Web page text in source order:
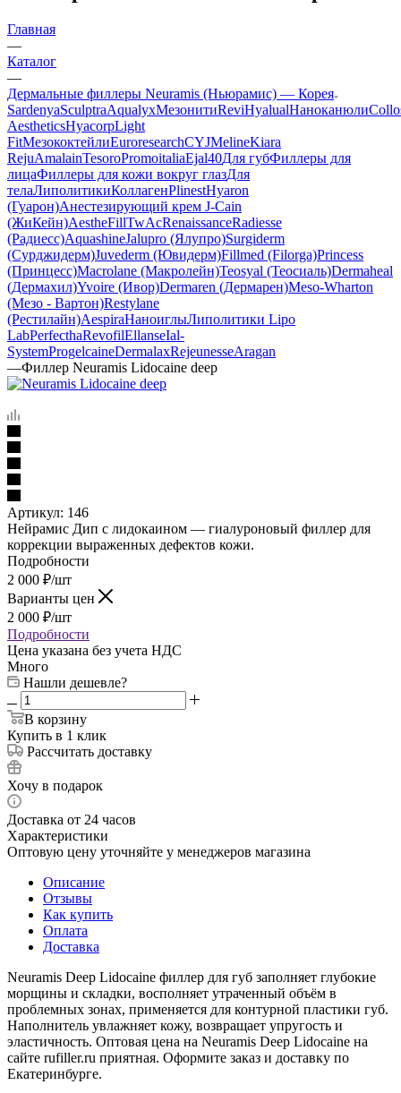
Главная
—
Каталог
—
Дермальные филлеры Neuramis (Ньюрамис) — Корея
SardenyaSculptraAqualyxМезонитиReviHyalualНаноканюли
AestheticsHyacorpLight
FitМезококтейлиEuroresearchCYJMelineKiara
RejuAmalainTesoroPromoitaliaEjal40Для губФиллеры для
лицаФиллеры для кожи вокруг глазДля
телаЛиполитикиКоллагенPlinestHyaron
(Гуарон)Анестезирующий крем J-Cain
(ЖиКейн)AestheFillTwAcRenaissanceRadiesse
(Радиесс)AquashineJalupro (Ялупро)Surgiderm
(Сурджидерм)Juvederm (Ювидерм)Fillmed (Filorga)Princess
(Принцесс)Macrolane (Макролейн)Teosyal (Теосиаль)Dermaheal
(Дермахил)Yvoire (Ивор)Dermaren (Дермарен)Meso-Wharton
(Мезо - Вартон)Restylane
(Рестилайн)AespiraНаноиглыЛиполитики Lipo
LabPerfecthaRevofilEllanseIal-
SystemProgelcaineDermalaxRejeunesseAragan
—Филлер Neuramis Lidocaine deep
Артикул: 146
Нейрамис Дип с лидокаином — гиалуроновый филлер для
коррекции выраженных дефектов кожи.
Подробности
2 000 ₽/шт
Варианты цен
2 000 ₽/шт
Подробности
Цена указана без учета НДС
Много
Нашли дешевле?
В корзину
Купить в 1 клик
Рассчитать доставку
Хочу в подарок
Доставка от 24 часов
Характеристики
Оптовую цену уточняйте у менеджеров магазина
Описание
Отзывы
Как купить
Оплата
Доставка
Neuramis Deep Lidocaine филлер для губ заполняет глубокие
морщины и складки, восполняет утраченный объём в
проблемных зонах, применяется для контурной пластики губ.
Наполнитель увлажняет кожу, возвращает упругость и
эластичность. Оптовая цена на Neuramis Deep Lidocaine на
сайте rufiller.ru приятная. Оформите заказ и доставку по
Екатеринбурге.